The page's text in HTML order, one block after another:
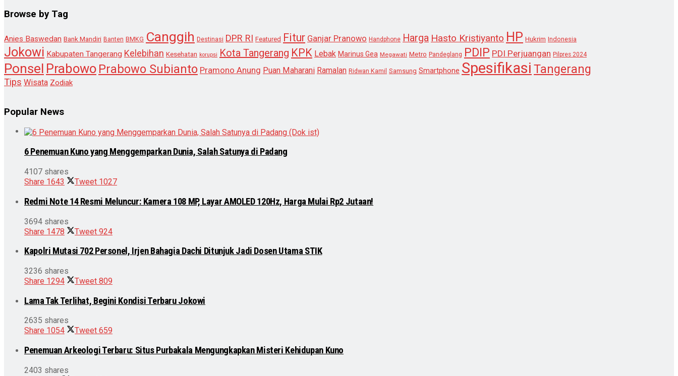
Browse by Tag
Anies Baswedan Bank Mandiri Banten BMKG Canggih Destinasi DPR RI Featured Fitur Ganjar Pranowo Handphone Harga Hasto Kristiyanto HP Hukrim Indonesia
Jokowi Kabupaten Tangerang Kelebihan Kesehatan korupsi Kota Tangerang KPK Lebak Marinus Gea Megawati Metro Pandeglang PDIP PDI Perjuangan Pilpres 2024
Ponsel Prabowo Prabowo Subianto Pramono Anung Puan Maharani Ramalan Ridwan Kamil Samsung Smartphone Spesifikasi Tangerang
Tips Wisata Zodiak
Popular News
6 Penemuan Kuno yang Menggemparkan Dunia, Salah Satunya di Padang
4107 shares
Share 1643 Tweet 1027
Redmi Note 14 Resmi Meluncur: Kamera 108 MP, Layar AMOLED 120Hz, Harga Mulai Rp2 Jutaan!
3694 shares
Share 1478 Tweet 924
Kapolri Mutasi 702 Personel, Irjen Bahagia Dachi Ditunjuk Jadi Dosen Utama STIK
3236 shares
Share 1294 Tweet 809
Lama Tak Terlihat, Begini Kondisi Terbaru Jokowi
2635 shares
Share 1054 Tweet 659
Penemuan Arkeologi Terbaru: Situs Purbakala Mengungkapkan Misteri Kehidupan Kuno
2403 shares